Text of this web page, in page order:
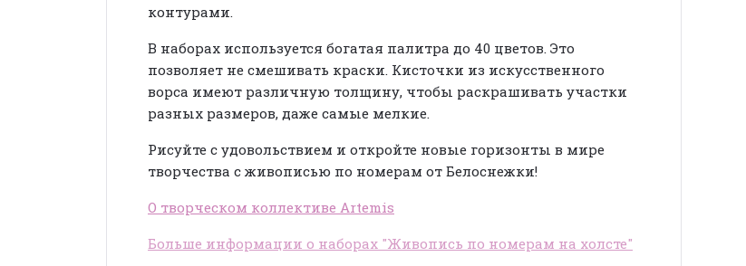
контурами.
В наборах используется богатая палитра до 40 цветов. Это
позволяет не смешивать краски. Кисточки из искусственного
ворса имеют различную толщину, чтобы раскрашивать участки
разных размеров, даже самые мелкие.
Рисуйте с удовольствием и откройте новые горизонты в мире
творчества с живописью по номерам от Белоснежки!
О творческом коллективе Artemis
Больше информации о наборах "Живопись по номерам на холсте"